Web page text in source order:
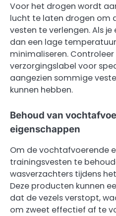
Voor het drogen wordt
lucht te laten drogen om
vesten te verlengen. Als
dan een lage
minimaliseren.
verzorgingslabel voor
aangezien sommige
kunnen hebben.
Behoud van
eigenschappen
Om de vochtafvoerende
trainingsvesten te
wasverzachters tijdens
Deze producten kunnen
dat de vezels verstopt,
om zweet effectief af te